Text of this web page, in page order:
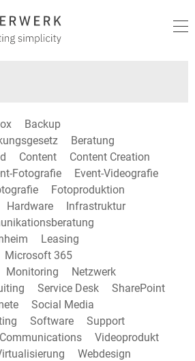
Backup
Beratung
Content
Content Creation
Fotografie
Event-Videografie
Fotoproduktion
Hardware
Infrastruktur
Leasing
Microsoft 365
Monitoring
Netzwerk
Service Desk
SharePoint
Social Media
Software
Support
Videoprodukt
Webdesign